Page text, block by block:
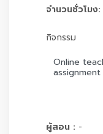
จำนวนชั่วโมง:
กิจกรรม
ผู้สอน : -